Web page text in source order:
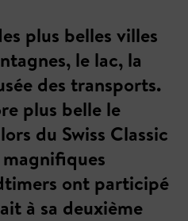
plus belles villes
le lac, la
des transports.
plus belle le
du Swiss Classic
ont participé
à sa deuxième